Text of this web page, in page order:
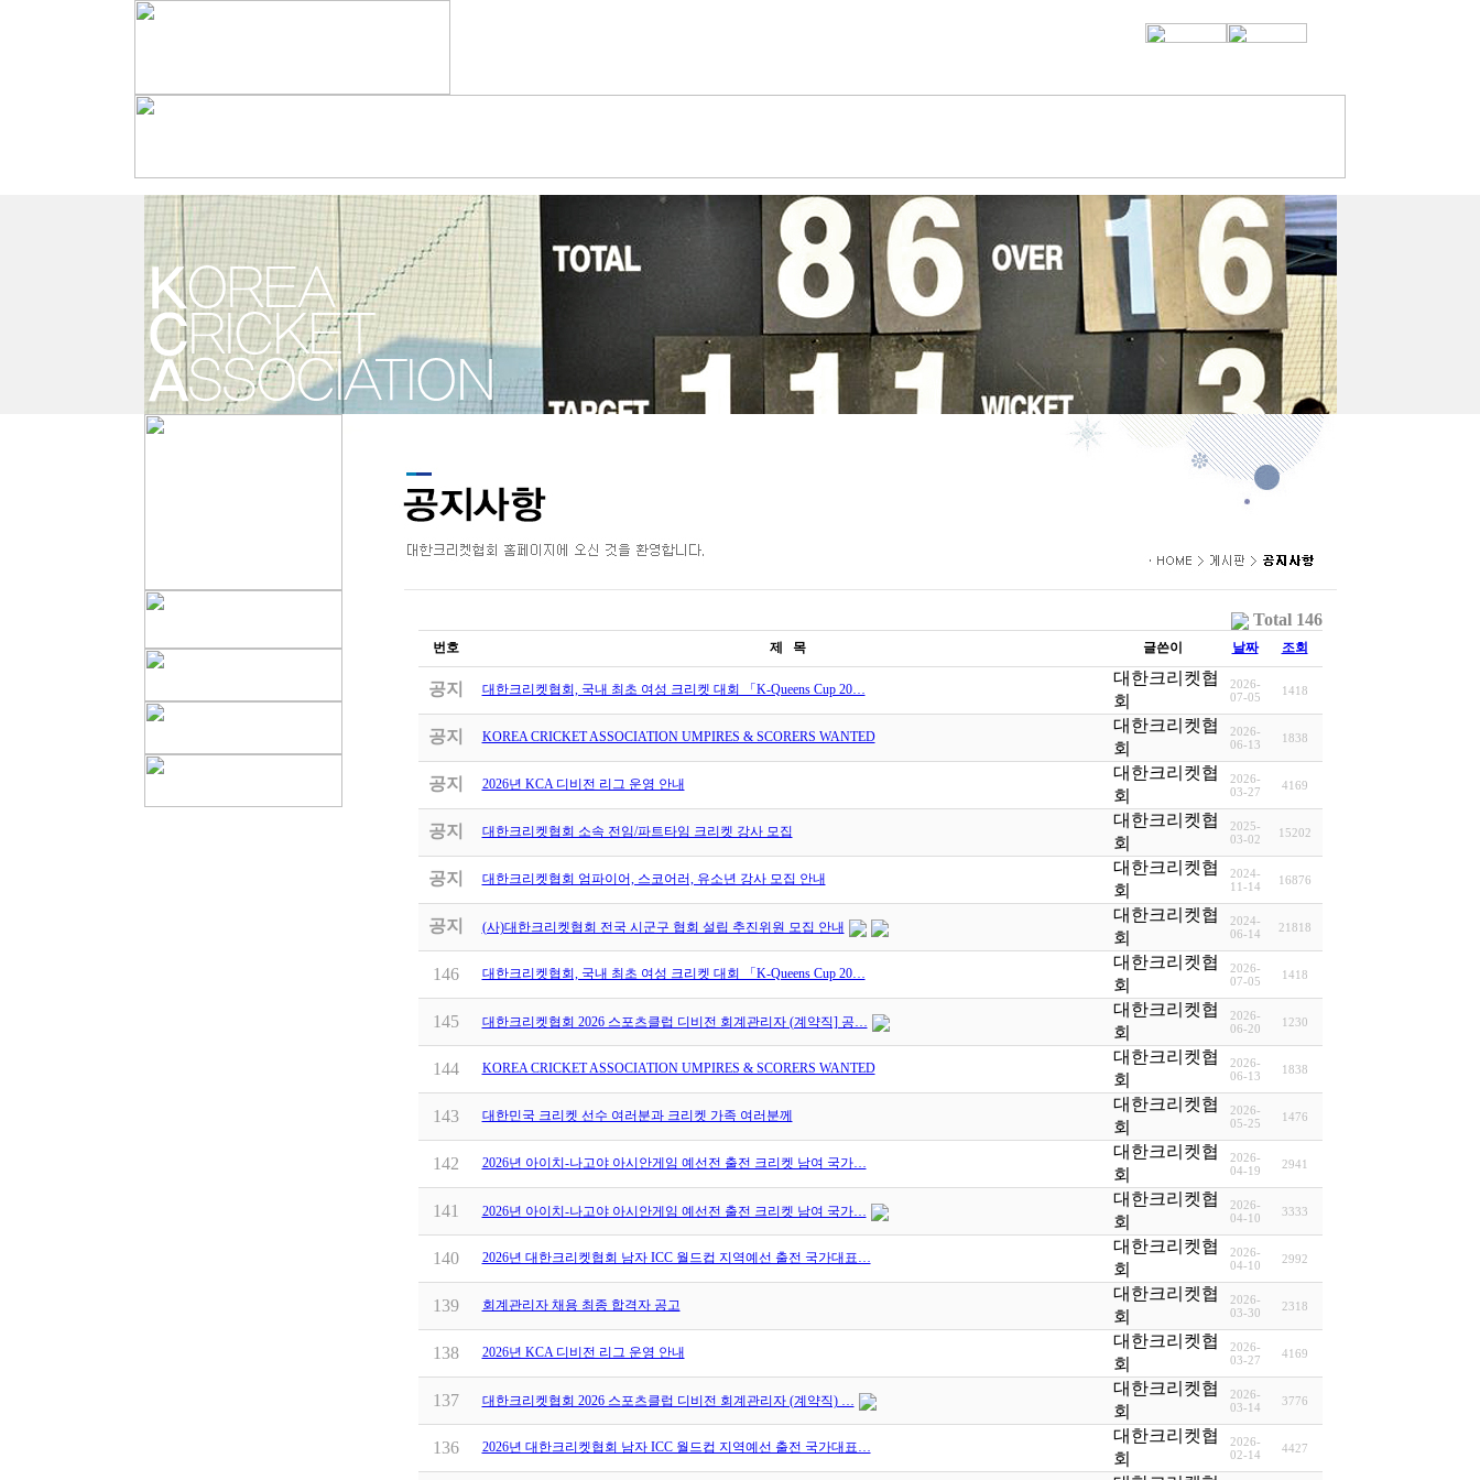
Total 146
번호 제 목 글쓴이 날짜 조회
공지 대한크리켓협회, 국내 최초 여성 크리켓 대회 「K-Queens Cup 20…
대한크리켓협
회
2026-
07-05
1418
공지 KOREA CRICKET ASSOCIATION UMPIRES & SCORERS WANTED
대한크리켓협
회
2026-
06-13
1838
공지 2026년 KCA 디비전 리그 운영 안내
대한크리켓협
회
2026-
03-27
4169
공지 대한크리켓협회 소속 전임/파트타임 크리켓 강사 모집
대한크리켓협
회
2025-
03-02
15202
공지 대한크리켓협회 엄파이어, 스코어러, 유소년 강사 모집 안내
대한크리켓협
회
2024-
11-14
16876
공지 (사)대한크리켓협회 전국 시군구 협회 설립 추진위원 모집 안내
대한크리켓협
회
2024-
06-14
21818
146 대한크리켓협회, 국내 최초 여성 크리켓 대회 「K-Queens Cup 20…
대한크리켓협
회
2026-
07-05
1418
145 대한크리켓협회 2026 스포츠클럽 디비전 회계관리자 (계약직] 공…
대한크리켓협
회
2026-
06-20
1230
144 KOREA CRICKET ASSOCIATION UMPIRES & SCORERS WANTED
대한크리켓협
회
2026-
06-13
1838
143 대한민국 크리켓 선수 여러분과 크리켓 가족 여러분께
대한크리켓협
회
2026-
05-25
1476
142 2026년 아이치-나고야 아시안게임 예선전 출전 크리켓 남여 국가…
대한크리켓협
회
2026-
04-19
2941
141 2026년 아이치-나고야 아시안게임 예선전 출전 크리켓 남여 국가…
대한크리켓협
회
2026-
04-10
3333
140 2026년 대한크리켓협회 남자 ICC 월드컵 지역예선 출전 국가대표…
대한크리켓협
회
2026-
04-10
2992
139 회계관리자 채용 최종 합격자 공고
대한크리켓협
회
2026-
03-30
2318
138 2026년 KCA 디비전 리그 운영 안내
대한크리켓협
회
2026-
03-27
4169
137 대한크리켓협회 2026 스포츠클럽 디비전 회계관리자 (계약직) …
대한크리켓협
회
2026-
03-14
3776
136 2026년 대한크리켓협회 남자 ICC 월드컵 지역예선 출전 국가대표…
대한크리켓협
회
2026-
02-14
4427